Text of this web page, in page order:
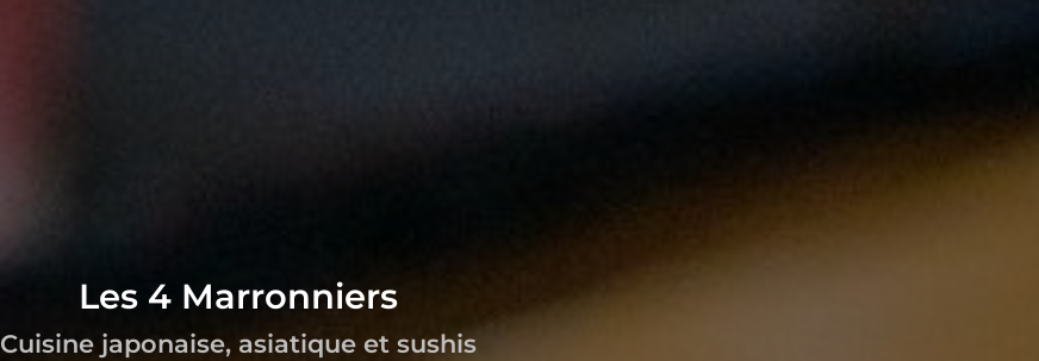
Les 4 Marronniers
Cuisine japonaise, asiatique et sushis